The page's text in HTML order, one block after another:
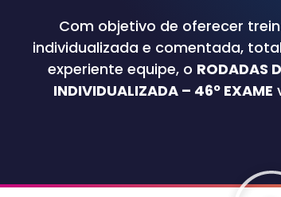
Com objetivo de oferecer
individualizada e comentada,
experiente equipe, o RODADAS
INDIVIDUALIZADA – 46º EXAME